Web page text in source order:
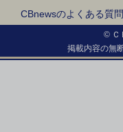
CBnewsのよくある質問
© Ｃ
掲載内容の無